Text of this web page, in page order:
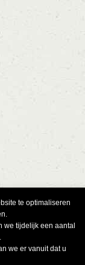
te optimaliseren
we tijdelijk een aantal
we er vanuit dat u